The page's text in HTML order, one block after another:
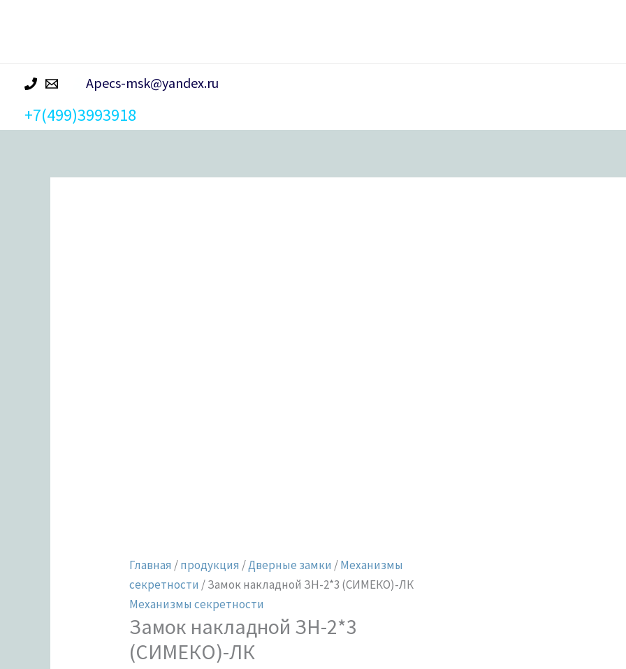
Apecs-msk@yandex.ru
+7(499)3993918
Главная /продукция /Дверные замки /Механизмы
секретности / Замок накладной ЗН-2*3 (СИМЕКО)-ЛК
Механизмы секретности
Замок накладной ЗН-2*3
(СИМЕКО)-ЛК